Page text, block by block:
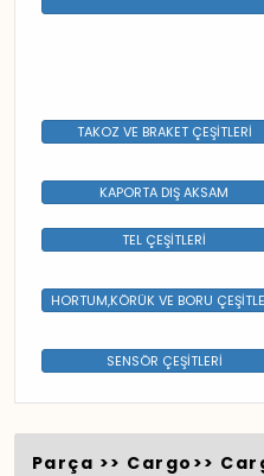
TAKOZ VE BRAKET ÇEŞİTLERİ
KAPORTA DIŞ AKSAM
TEL ÇEŞİTLERİ
HORTUM,KÖRÜK VE BORU
SENSÖR ÇEŞİTLERİ
Parça >> Cargo >>